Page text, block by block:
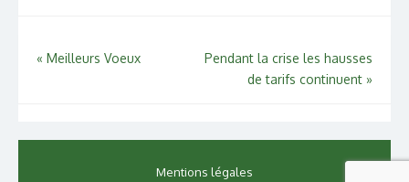
Navigation
« Meilleurs Voeux
Pendant la crise les hausses
de tarifs continuent »
Mentions légales